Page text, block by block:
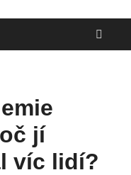
jí
víc lidí?